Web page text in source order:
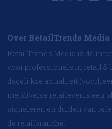
Over RetailTrends Media
RetailTrends Media is dé
voor professionals in retail &
dagelijkse actualiteit
met diverse retailevents een
signaleren en duiden van
de retailbranche.